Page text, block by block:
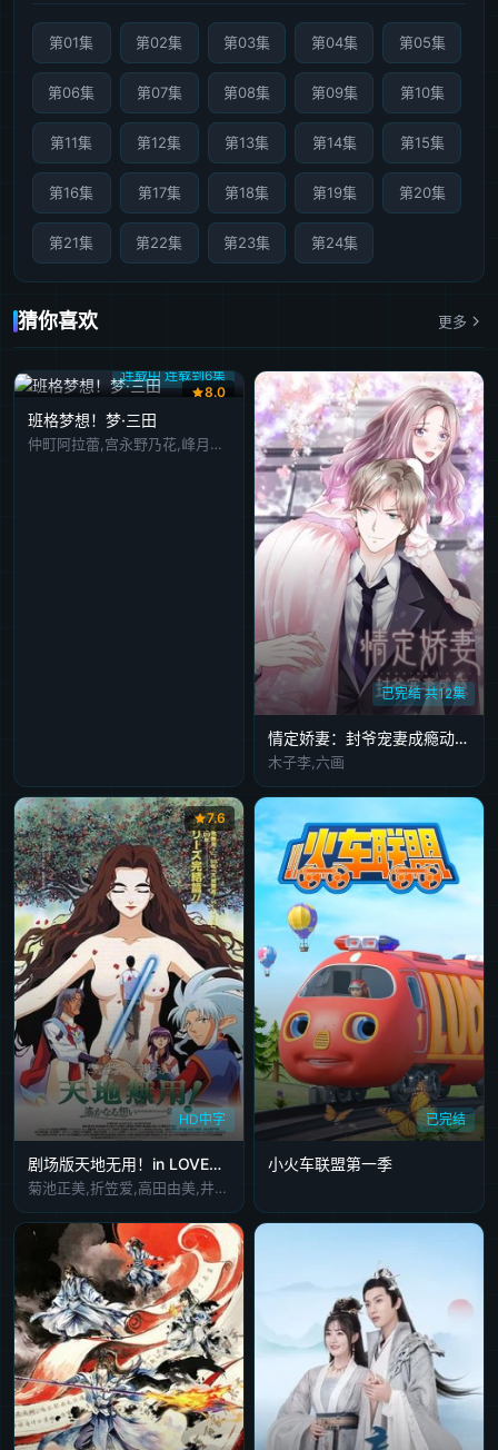
第01集 第02集 第03集 第04集 第05集
第06集 第07集 第08集 第09集 第10集
第11集 第12集 第13集 第14集 第15集
第16集 第17集 第18集 第19集 第20集
第21集 第22集 第23集 第24集
猜你喜欢 更多
连载中 连载到6集
8.0
班格梦想！梦·三田
仲町阿拉蕾,宫永野乃花,峰月律,藤都子,千石由乃
已完结 共12集
情定娇妻：封爷宠妻成瘾动态漫画
木子李,六画
HD中字
7.6
剧场版天地无用！in LOVE2：遥远的思念
菊池正美,折笠爱,高田由美,井上喜久子,水谷优子,天野由梨,小林优,横山智佐,小樱悦子,青野武,子安武人
已完结
小火车联盟第一季